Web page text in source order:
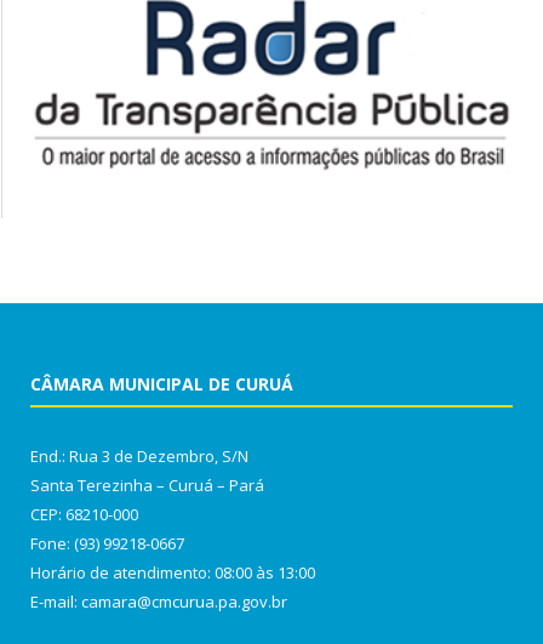
CÂMARA MUNICIPAL DE CURUÁ
End.: Rua 3 de Dezembro, S/N
Santa Terezinha – Curuá – Pará
CEP: 68210-000
Fone: (93) 99218-0667
Horário de atendimento: 08:00 às 13:00
E-mail: camara@cmcurua.pa.gov.br